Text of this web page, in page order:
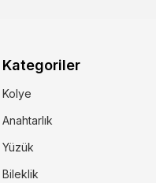
Kategoriler
Kolye
Anahtarlık
Yüzük
Bileklik